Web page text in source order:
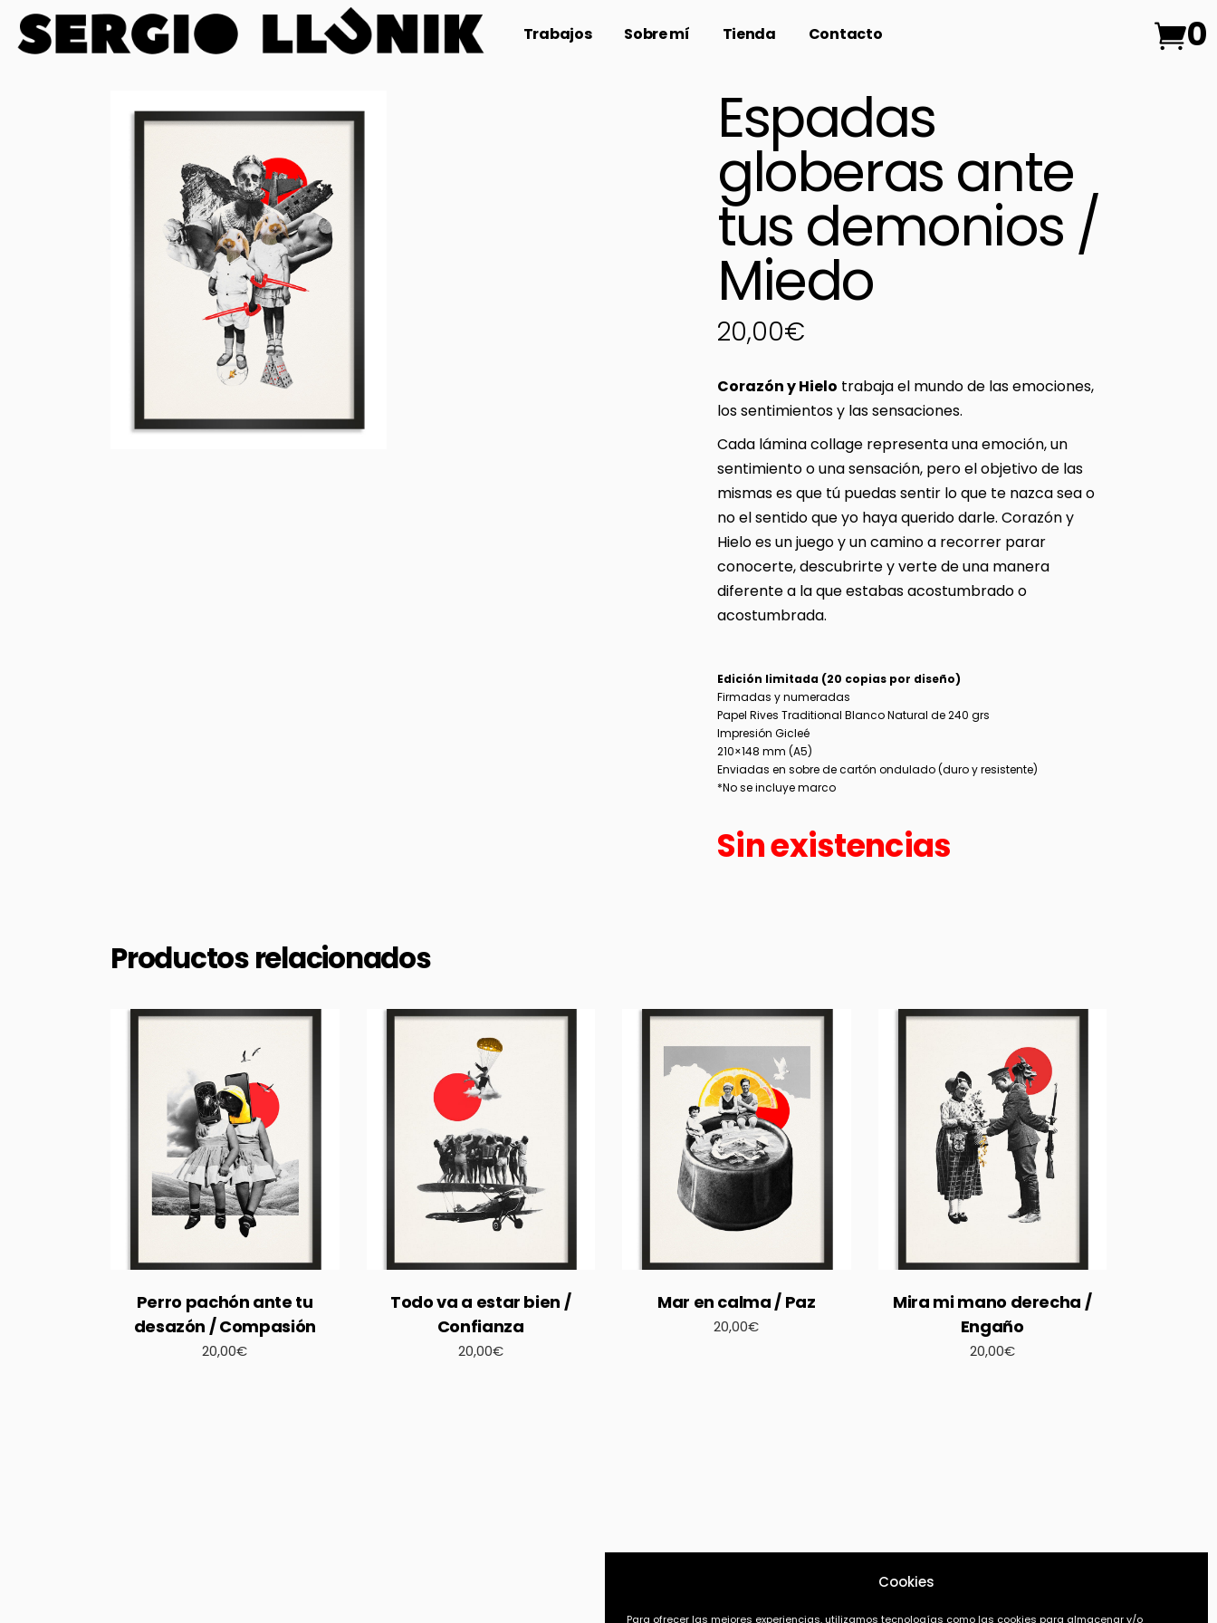
Cookies
Para ofrecer las mejores experiencias, utilizamos tecnologías como las cookies para almacenar y/o
Trabajos Sobre mí Tienda Contacto 0
Espadas
globeras ante
tus demonios /
Miedo
20,00€
Corazón y Hielo trabaja el mundo de las emociones,
los sentimientos y las sensaciones.
Cada lámina collage representa una emoción, un
sentimiento o una sensación, pero el objetivo de las
mismas es que tú puedas sentir lo que te nazca sea o
no el sentido que yo haya querido darle. Corazón y
Hielo es un juego y un camino a recorrer parar
conocerte, descubrirte y verte de una manera
diferente a la que estabas acostumbrado o
acostumbrada.
Edición limitada (20 copias por diseño)
Firmadas y numeradas
Papel Rives Traditional Blanco Natural de 240 grs
Impresión Gicleé
210×148 mm (A5)
Enviadas en sobre de cartón ondulado (duro y resistente)
*No se incluye marco
Sin existencias
Productos relacionados
Perro pachón ante tu
desazón / Compasión
20,00€
Todo va a estar bien /
Confianza
20,00€
Mar en calma / Paz
20,00€
Mira mi mano derecha /
Engaño
20,00€